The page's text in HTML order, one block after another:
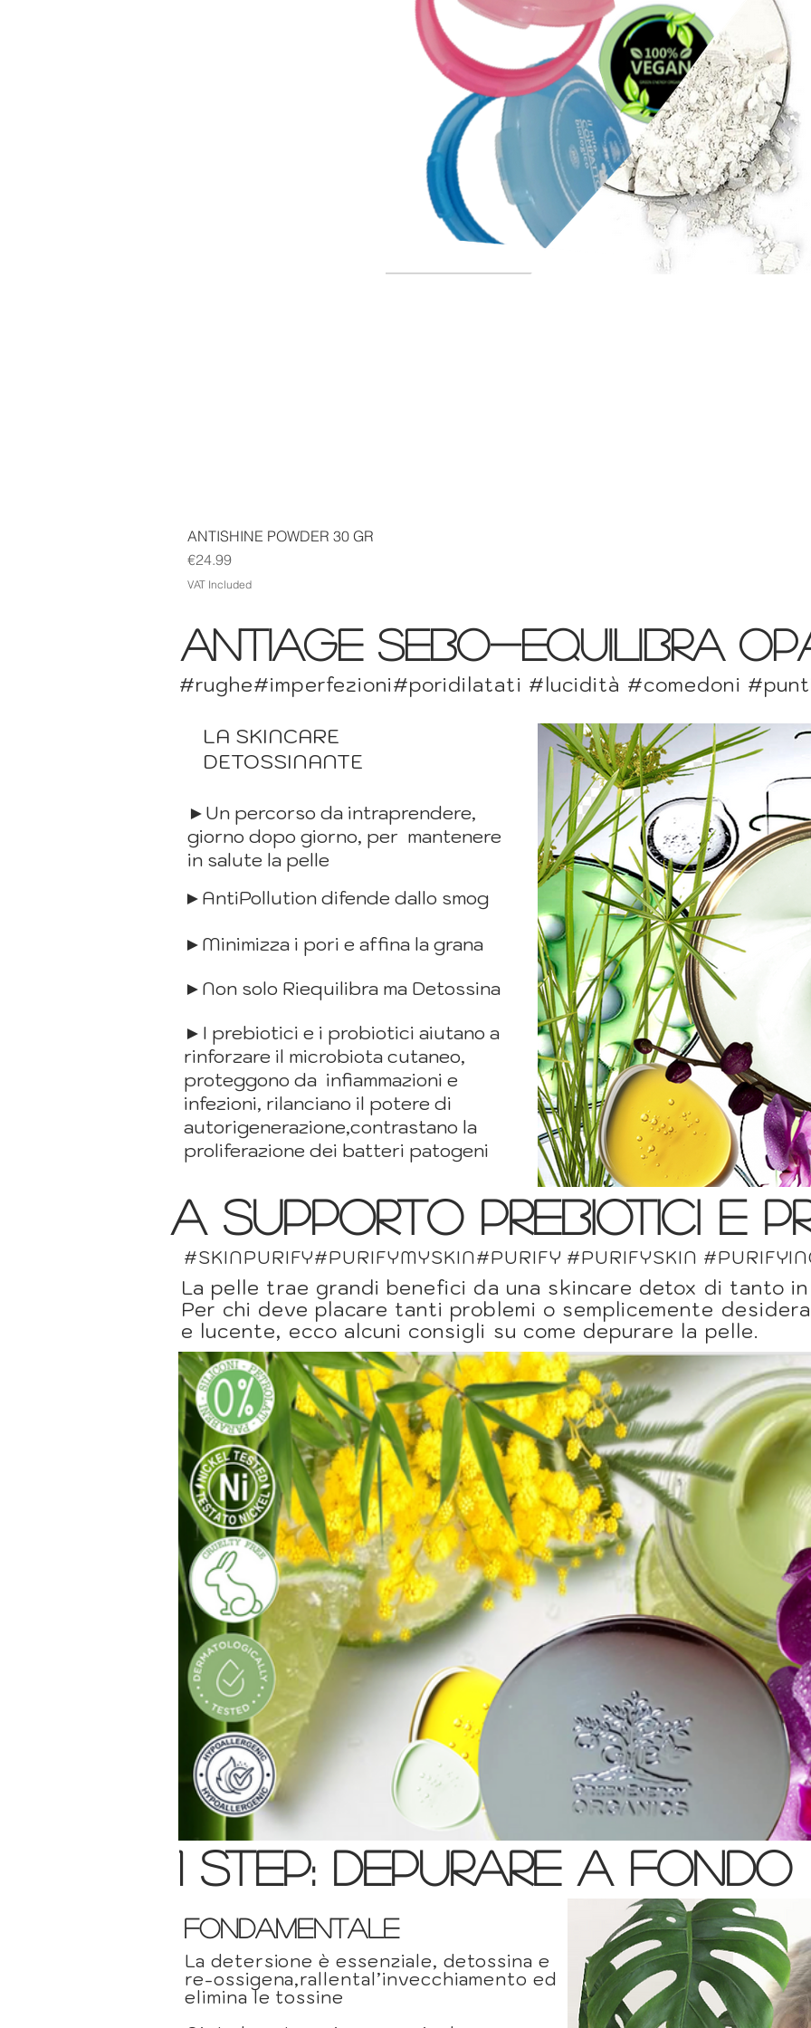
ANTISHINE POWDER 30 GR
Price
€24.99
VAT Included
antiage sebo-equilibra
#rughe#imperfezioni#poridilatati #lucidità #comedoni
LA SKINCARE
DETOSSINANTE
►Un percorso da intraprendere,
giorno dopo giorno, per mantenere
in salute la pelle
►AntiPollution difende dallo smog
►Minimizza i pori e affina la grana
►Non solo Riequilibra ma Detossina
►I prebiotici e i probiotici aiutano a
rinforzare il microbiota cutaneo,
proteggono da infiammazioni e
infezioni, rilanciano il potere di
autorigenerazione,contrastano la
proliferazione dei batteri patogeni
a SUPPORTO PREBIOTICI E
#SKINPURIFY#PURIFYMYSKIN#PURIFY #PURIFYSKIN
La pelle trae grandi benefici da una skincare detox di tanto
Per chi deve placare tanti problemi o semplicemente
e lucente, ecco alcuni consigli su come depurare la pelle.
1 step: DEPURARE A FONDO
FONDAMENTALE
La detersione è essenziale, detossina e
re-ossigena,rallental’invecchiamento ed
elimina le tossine